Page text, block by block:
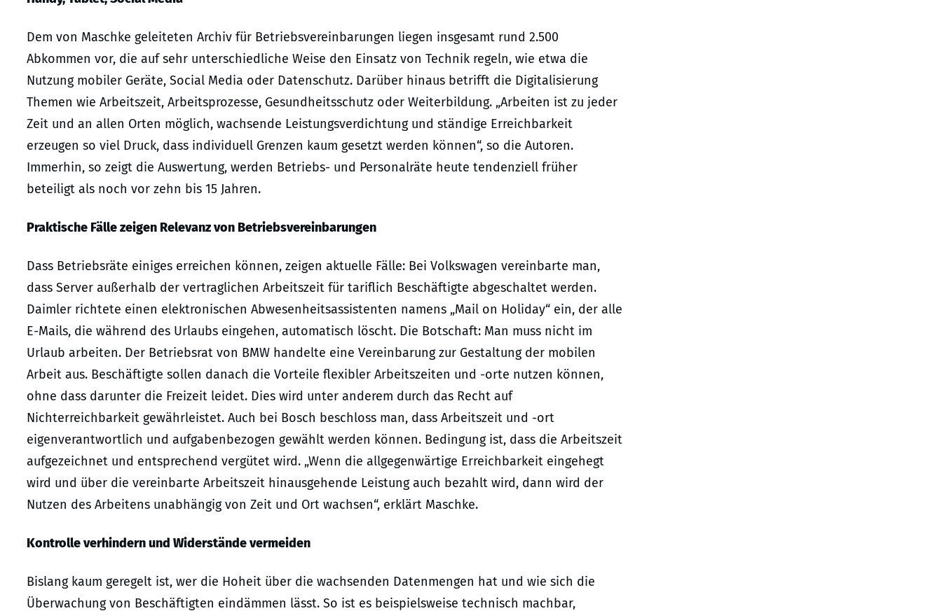
Dem von Maschke geleiteten Archiv für Betriebsvereinbarungen liegen insgesamt rund 2.500
Abkommen vor, die auf sehr unterschiedliche Weise den Einsatz von Technik regeln, wie etwa die
Nutzung mobiler Geräte, Social Media oder Datenschutz. Darüber hinaus betrifft die Digitalisierung
Themen wie Arbeitszeit, Arbeitsprozesse, Gesundheitsschutz oder Weiterbildung. „Arbeiten ist zu jeder
Zeit und an allen Orten möglich, wachsende Leistungsverdichtung und ständige Erreichbarkeit
erzeugen so viel Druck, dass individuell Grenzen kaum gesetzt werden können“, so die Autoren.
Immerhin, so zeigt die Auswertung, werden Betriebs- und Personalräte heute tendenziell früher
beteiligt als noch vor zehn bis 15 Jahren.
Praktische Fälle zeigen Relevanz von Betriebsvereinbarungen
Dass Betriebsräte einiges erreichen können, zeigen aktuelle Fälle: Bei Volkswagen vereinbarte man,
dass Server außerhalb der vertraglichen Arbeitszeit für tariflich Beschäftigte abgeschaltet werden.
Daimler richtete einen elektronischen Abwesenheitsassistenten namens „Mail on Holiday“ ein, der alle
E-Mails, die während des Urlaubs eingehen, automatisch löscht. Die Botschaft: Man muss nicht im
Urlaub arbeiten. Der Betriebsrat von BMW handelte eine Vereinbarung zur Gestaltung der mobilen
Arbeit aus. Beschäftigte sollen danach die Vorteile flexibler Arbeitszeiten und -orte nutzen können,
ohne dass darunter die Freizeit leidet. Dies wird unter anderem durch das Recht auf
Nichterreichbarkeit gewährleistet. Auch bei Bosch beschloss man, dass Arbeitszeit und -ort
eigenverantwortlich und aufgabenbezogen gewählt werden können. Bedingung ist, dass die Arbeitszeit
aufgezeichnet und entsprechend vergütet wird. „Wenn die allgegenwärtige Erreichbarkeit eingehegt
wird und über die vereinbarte Arbeitszeit hinausgehende Leistung auch bezahlt wird, dann wird der
Nutzen des Arbeitens unabhängig von Zeit und Ort wachsen“, erklärt Maschke.
Kontrolle verhindern und Widerstände vermeiden
Bislang kaum geregelt ist, wer die Hoheit über die wachsenden Datenmengen hat und wie sich die
Überwachung von Beschäftigten eindämmen lässt. So ist es beispielsweise technisch machbar,